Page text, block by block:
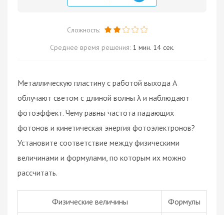
Сложность:
Среднее время решения: 1 мин. 14 сек.
Металлическую пластину с работой выхода A
облучают светом с длиной волны λ и наблюдают
фотоэффект. Чему равны частота падающих
фотонов и кинетическая энергия фотоэлектронов?
Установите соответствие между физическими
величинами и формулами, по которым их можно
рассчитать.
Физические величины Формулы